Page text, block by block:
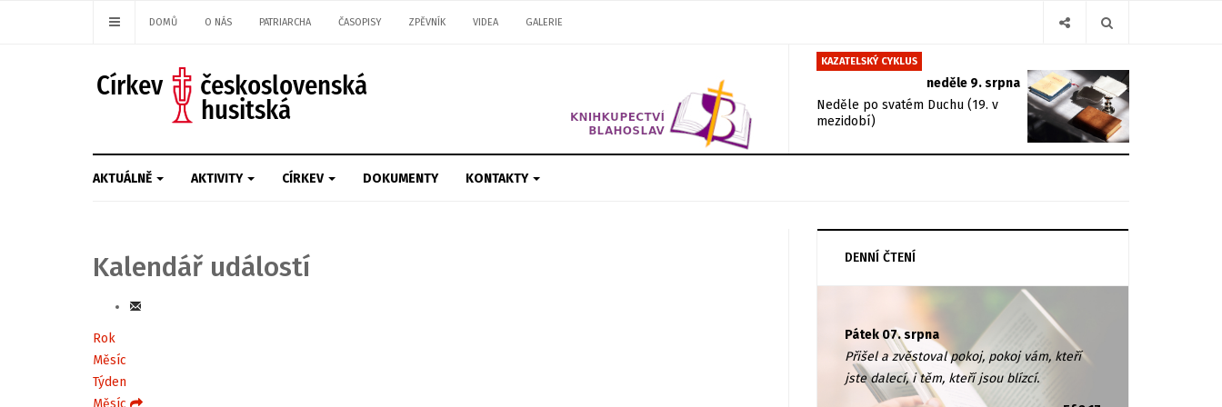
DOMŮ O NÁS PATRIARCHA ČASOPISY ZPĚVNÍK VIDEA GALERIE
KAZATELSKÝ CYKLUS
neděle 9. srpna
Neděle po svatém Duchu (19. v
mezidobí)
AKTUÁLNĚ AKTIVITY CÍRKEV DOKUMENTY KONTAKTY
Kalendář událostí
Rok
Měsíc
Týden
Měsíc
DENNÍ ČTENÍ
Pátek 07. srpna
Přišel a zvěstoval pokoj, pokoj vám, kteří
jste dalecí, i těm, kteří jsou blízcí.